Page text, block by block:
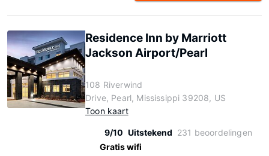
Residence Inn by Marriott
Jackson Airport/Pearl
108 Riverwind
Drive, Pearl, Mississippi 39208, US
Toon kaart
9/10 Uitstekend 231 beoordelingen
Gratis wifi